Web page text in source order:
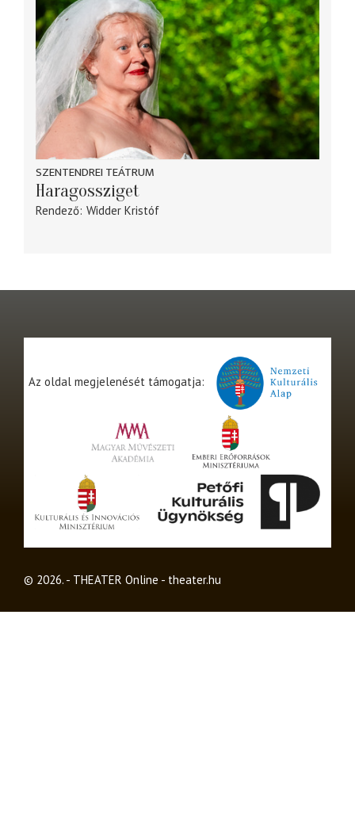
SZENTENDREI TEÁTRUM
Haragossziget
Rendező Widder Kristóf
Az oldal megjelenését támogatja:
© 2026. - THEATER Online - theater.hu